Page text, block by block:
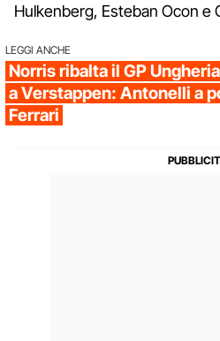
Hulkenberg, Esteban Ocon e
LEGGI ANCHE
Norris ribalta il GP
a Verstappen: Antonelli a
Ferrari